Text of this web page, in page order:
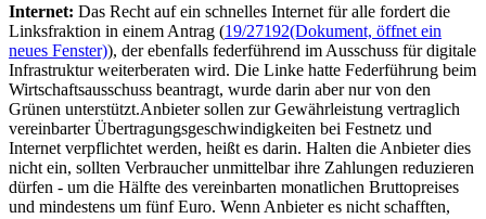
Internet: Das Recht auf ein schnelles Internet für alle fordert die
Linksfraktion in einem Antrag (19/27192(Dokument, öffnet ein
neues Fenster)), der ebenfalls federführend im Ausschuss für digitale
Infrastruktur weiterberaten wird. Die Linke hatte Federführung beim
Wirtschaftsausschuss beantragt, wurde darin aber nur von den
Grünen unterstützt.Anbieter sollen zur Gewährleistung vertraglich
vereinbarter Übertragungsgeschwindigkeiten bei Festnetz und
Internet verpflichtet werden, heißt es darin. Halten die Anbieter dies
nicht ein, sollten Verbraucher unmittelbar ihre Zahlungen reduzieren
dürfen - um die Hälfte des vereinbarten monatlichen Bruttopreises
und mindestens um fünf Euro. Wenn Anbieter es nicht schafften,